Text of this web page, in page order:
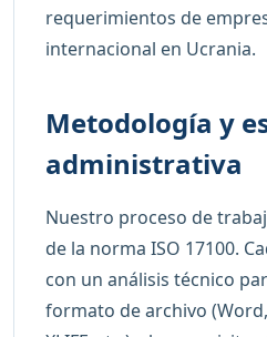
requerimientos de
internacional en Ucrania.
Metodología y
administrativa
Nuestro proceso de
de la norma ISO 17100.
con un análisis técnico
formato de archivo (Word,